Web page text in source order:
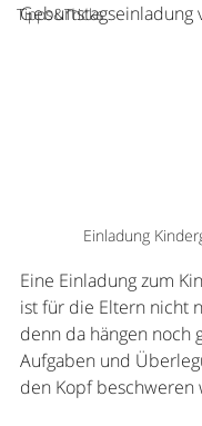
Tipps&Tricks
Geburtstagseinladung
Einladung
Eine Einladung zum
ist für die Eltern nicht
denn da hängen noch
Aufgaben und
den Kopf beschweren